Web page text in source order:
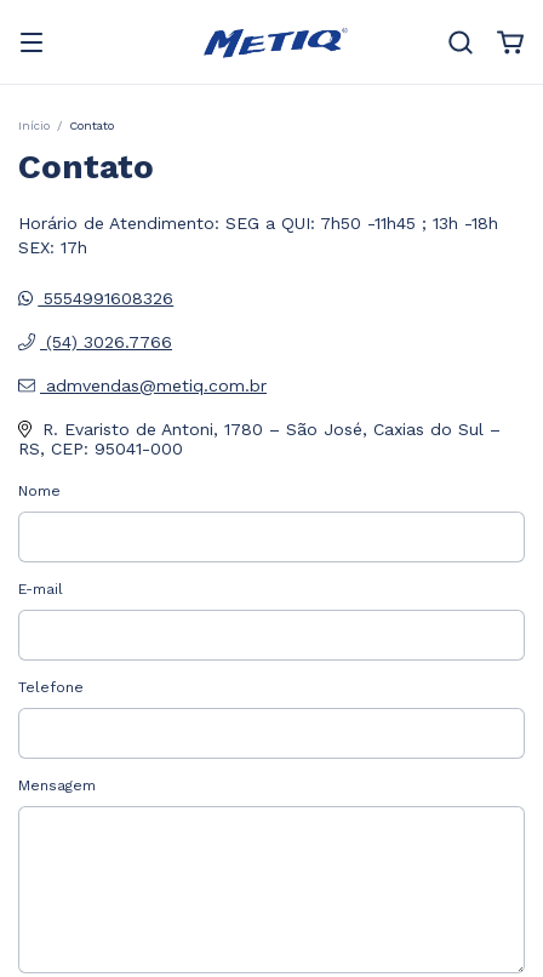
Início / Contato
Contato
Horário de Atendimento: SEG a QUI: 7h50 -11h45 ; 13h -18h
SEX: 17h
5554991608326
(54) 3026.7766
admvendas@metiq.com.br
R. Evaristo de Antoni, 1780 – São José, Caxias do Sul –
RS, CEP: 95041-000
Nome
E-mail
Telefone
Mensagem